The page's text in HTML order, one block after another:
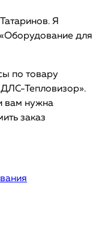
Я
для
по товару
Тепловизор».
вам нужна
заказ